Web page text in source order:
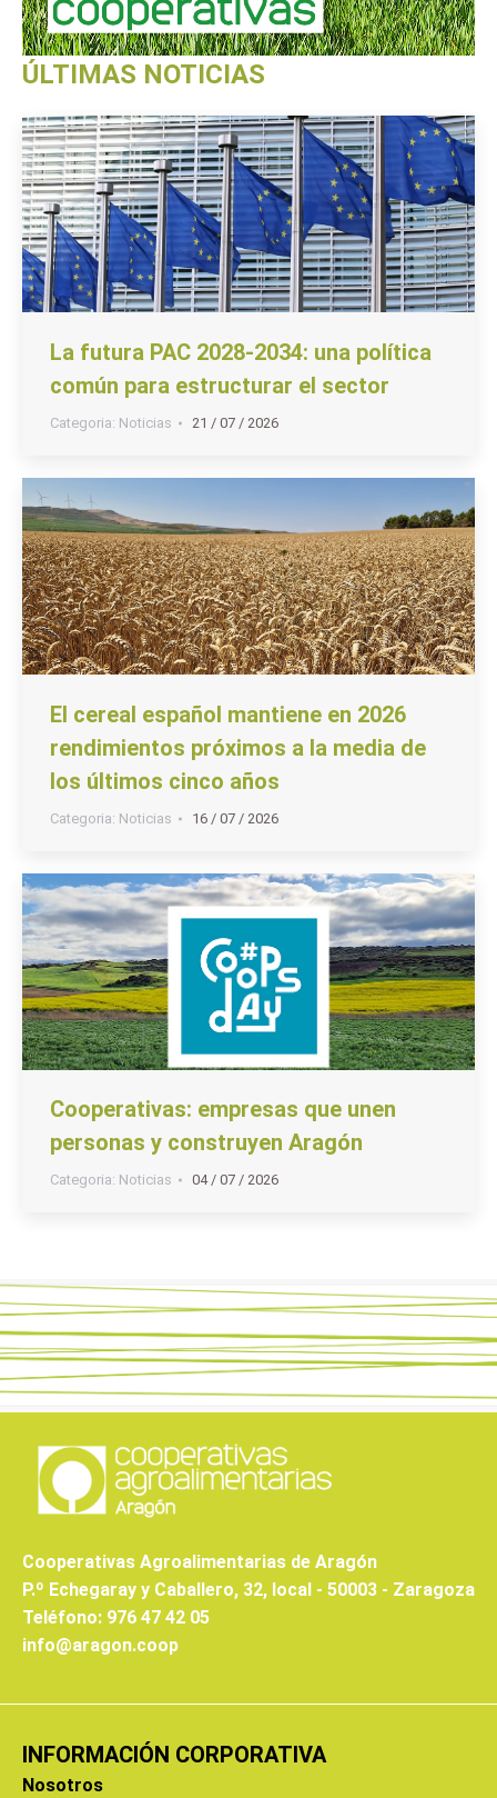
ÚLTIMAS NOTICIAS
La futura PAC 2028-2034: una política
común para estructurar el sector
Categoria: Noticias 21 / 07 / 2026
El cereal español mantiene en 2026
rendimientos próximos a la media de
los últimos cinco años
Categoria: Noticias 16 / 07 / 2026
Cooperativas: empresas que unen
personas y construyen Aragón
Categoria: Noticias 04 / 07 / 2026
Cooperativas Agroalimentarias de Aragón
P.º Echegaray y Caballero, 32, local - 50003 - Zaragoza
Teléfono: 976 47 42 05
info@aragon.coop
INFORMACIÓN CORPORATIVA
Nosotros